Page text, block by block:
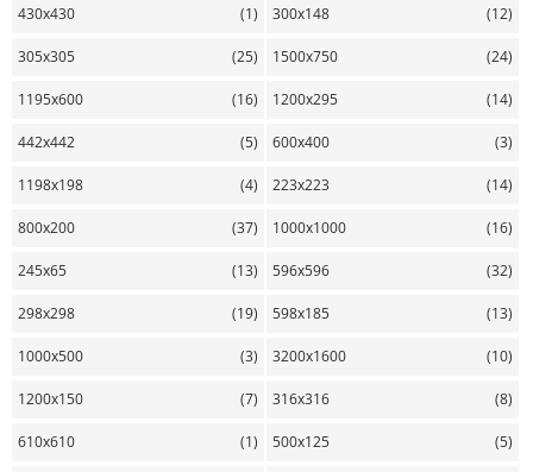
430х430 (1) 300х148 (12)
305х305 (25) 1500х750 (24)
1195х600 (16) 1200х295 (14)
442х442 (5) 600х400 (3)
1198х198 (4) 223х223 (14)
800х200 (37) 1000х1000 (16)
245х65 (13) 596х596 (32)
298х298 (19) 598х185 (13)
1000х500 (3) 3200х1600 (10)
1200х150 (7) 316х316 (8)
610х610 (1) 500х125 (5)